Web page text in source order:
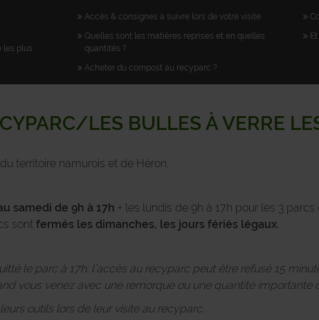
les plus
Accès & consignes à suivre lors de votre visite
Quelles sont les matières reprises et en quelles
quantités ?
Acheter du compost au recyparc ?
LES BULLES À VERRE
territoire namurois et de Héron.
samedi de 9h à 17h + les lundis de 9h à 17h pour les 3
sont fermés les dimanches, les jours fériés légaux.
le parc à 17h: l’accès au recyparc peut être refusé 15
vous venez avec une remorque ou une quantité importante
outils lors de leur visite au recyparc.